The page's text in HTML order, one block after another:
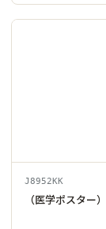
J8952KK
（医学ポスタ